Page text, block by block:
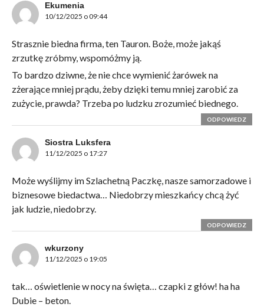
Ekumenia
10/12/2025 o 09:44
Strasznie biedna firma, ten Tauron. Boże, może jakąś
zrzutkę zróbmy, wspomóżmy ją.
To bardzo dziwne, że nie chce wymienić żarówek na
zżerające mniej prądu, żeby dzięki temu mniej zarobić za
zużycie, prawda? Trzeba po ludzku zrozumieć biednego.
ODPOWIEDZ
Siostra Luksfera
11/12/2025 o 17:27
Może wyślijmy im Szlachetną Paczkę, nasze samorzadowe i
biznesowe biedactwa… Niedobrzy mieszkańcy chcą żyć
jak ludzie, niedobrzy.
ODPOWIEDZ
wkurzony
11/12/2025 o 19:05
tak… oświetlenie w nocy na święta… czapki z głów! ha ha
Dubie – beton.